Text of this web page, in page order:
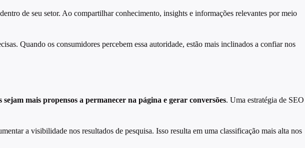
dentro de seu setor. Ao compartilhar conhecimento, insights e informações relevantes por meio
Quando os consumidores percebem essa autoridade, estão mais inclinados a confiar nos
mais propensos a permanecer na página e gerar conversões. Uma estratégia de SEO
a visibilidade nos resultados de pesquisa. Isso resulta em uma classificação mais alta nos